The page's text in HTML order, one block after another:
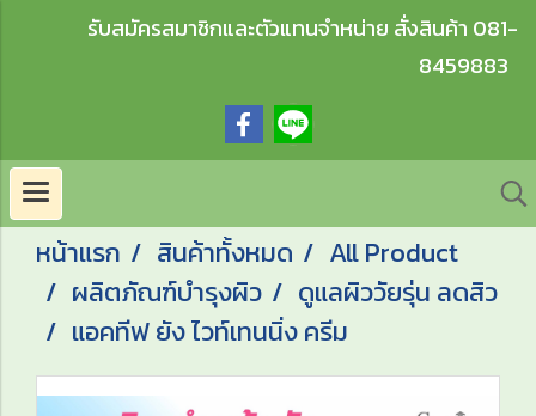
รับสมัครสมาชิกและตัวแทนจำหน่าย สั่งสินค้า 081-
8459883
หน้าแรก สินค้าทั้งหมด
All Product
ผลิตภัณฑ์บำรุงผิว
ดูแลผิววัยรุ่น ลดสิว
แอคทีฟ ยัง ไวท์เทนนิ่ง ครีม